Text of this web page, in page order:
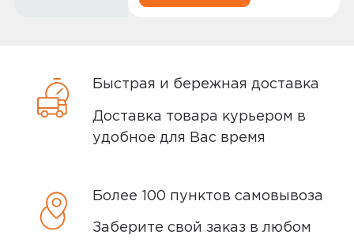
Быстрая и бережная доставка
Доставка товара курьером в
удобное для Вас время
Более 100 пунктов самовывоза
Заберите свой заказ в любом